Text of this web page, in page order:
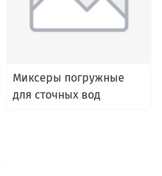
Миксеры погружные
для сточных вод